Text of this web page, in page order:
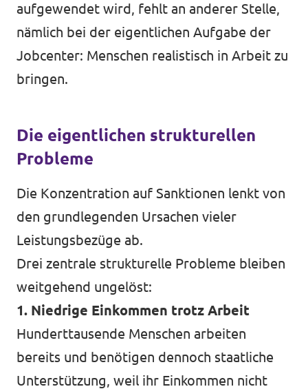
aufgewendet wird, fehlt an anderer Stelle,
nämlich bei der eigentlichen Aufgabe der
Jobcenter: Menschen realistisch in Arbeit zu
bringen.
Die eigentlichen strukturellen
Probleme
Die Konzentration auf Sanktionen lenkt von
den grundlegenden Ursachen vieler
Leistungsbezüge ab.
Drei zentrale strukturelle Probleme bleiben
weitgehend ungelöst:
1. Niedrige Einkommen trotz Arbeit
Hunderttausende Menschen arbeiten
bereits und benötigen dennoch staatliche
Unterstützung, weil ihr Einkommen nicht